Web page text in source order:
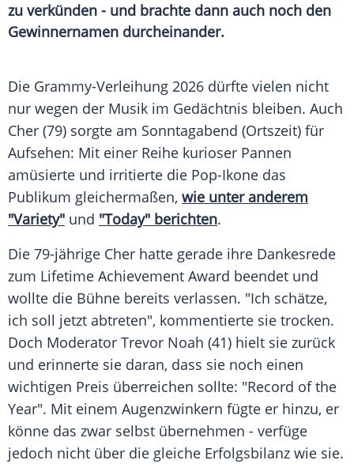
zu verkünden - und brachte dann auch noch den
Gewinnernamen durcheinander.
Die Grammy-Verleihung 2026 dürfte vielen nicht
nur wegen der Musik im Gedächtnis bleiben. Auch
Cher (79) sorgte am Sonntagabend (Ortszeit) für
Aufsehen: Mit einer Reihe kurioser Pannen
amüsierte und irritierte die Pop-Ikone das
Publikum gleichermaßen, wie unter anderem
"Variety" und "Today" berichten.
Die 79-jährige Cher hatte gerade ihre Dankesrede
zum Lifetime Achievement Award beendet und
wollte die Bühne bereits verlassen. "Ich schätze,
ich soll jetzt abtreten", kommentierte sie trocken.
Doch Moderator Trevor Noah (41) hielt sie zurück
und erinnerte sie daran, dass sie noch einen
wichtigen Preis überreichen sollte: "Record of the
Year". Mit einem Augenzwinkern fügte er hinzu, er
könne das zwar selbst übernehmen - verfüge
jedoch nicht über die gleiche Erfolgsbilanz wie sie.